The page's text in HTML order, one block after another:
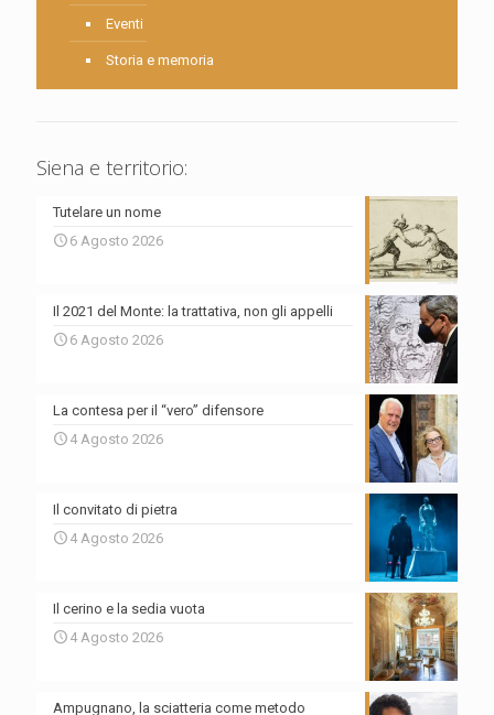
Eventi
Storia e memoria
Siena e territorio:
Tutelare un nome
6 Agosto 2026
Il 2021 del Monte: la trattativa, non gli appelli
6 Agosto 2026
La contesa per il “vero” difensore
4 Agosto 2026
Il convitato di pietra
4 Agosto 2026
Il cerino e la sedia vuota
4 Agosto 2026
Ampugnano, la sciatteria come metodo